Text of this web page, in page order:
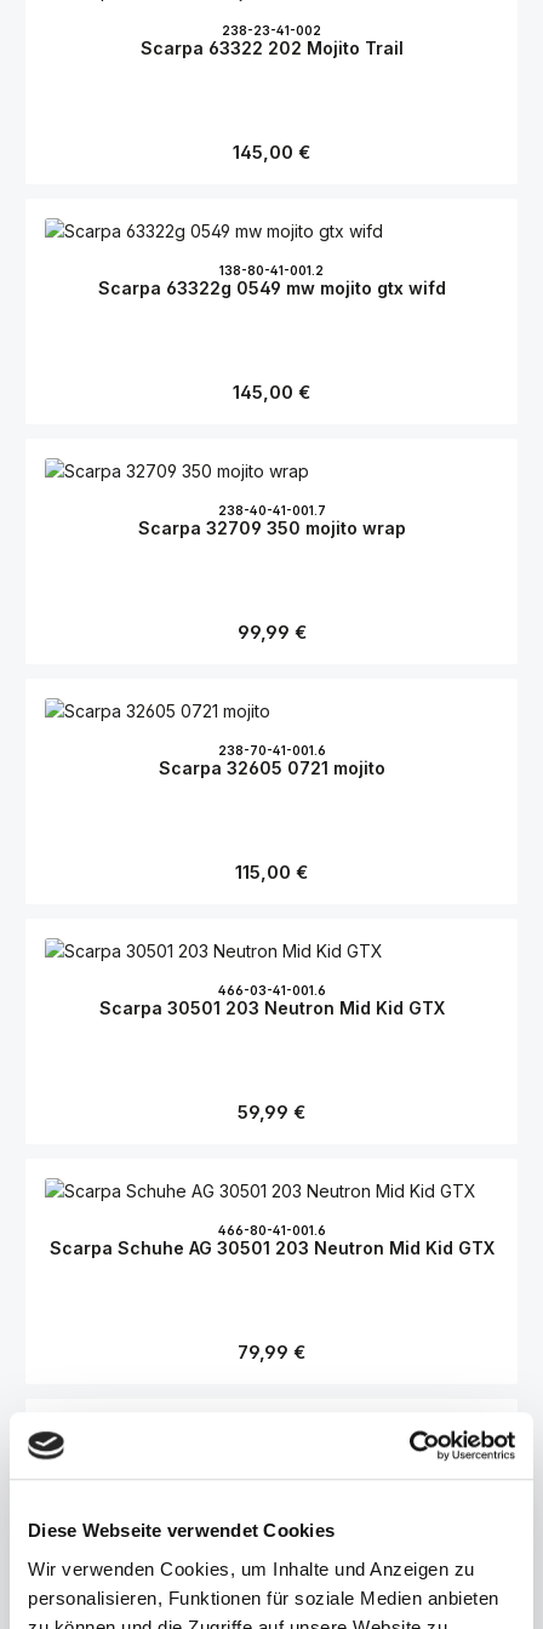
Diese Webseite verwendet Cookies
Wir verwenden Cookies, um Inhalte und Anzeigen zu
personalisieren, Funktionen für soziale Medien anbieten
238-23-41-002
Scarpa 63322 202 Mojito Trail
Regulärer Preis:
145,00 €
138-80-41-001.2
Scarpa 63322g 0549 mw mojito gtx wifd
Regulärer Preis:
145,00 €
238-40-41-001.7
Scarpa 32709 350 mojito wrap
Regulärer Preis:
99,99 €
238-70-41-001.6
Scarpa 32605 0721 mojito
Regulärer Preis:
115,00 €
466-03-41-001.6
Scarpa 30501 203 Neutron Mid Kid GTX
Regulärer Preis:
59,99 €
466-80-41-001.6
Scarpa Schuhe AG 30501 203 Neutron Mid Kid GTX
Regulärer Preis:
79,99 €
Regulärer Preis:
79,99 €